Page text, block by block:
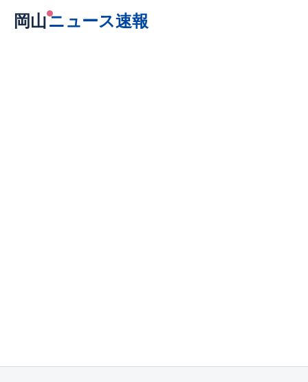
岡山ニュース速報